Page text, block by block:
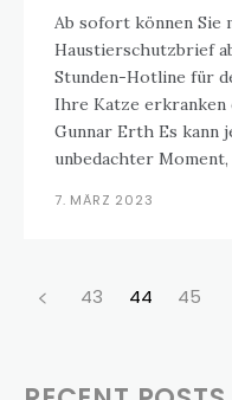
Ab sofort können Sie
Haustierschutzbrief
Stunden-Hotline für
Ihre Katze erkranken
Gunnar Erth Es kann jederzeit passieren: Ein
unbedachter Moment,
7. MÄRZ 2023
43 44 45